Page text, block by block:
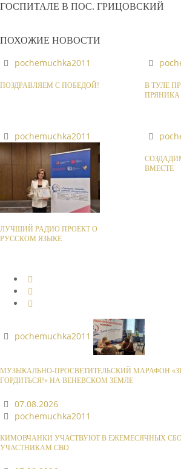
ГОСПИТАЛЕ В ПОС. ГРИЦОВСКИЙ
ПОХОЖИЕ НОВОСТИ
pochemuchka2011
ПОЗДРАВЛЯЕМ С ПОБЕДОЙ!
В ТУЛЕ
ПРЯНИКА
pochemuchka2011
ЛУЧШИЙ РАДИО ПРОЕКТ О
РУССКОМ ЯЗЫКЕ
ВМЕСТЕ
pochemuchka2011
МУЗЫКАЛЬНО-ПРОСВЕТИТЕЛЬСКИЙ МАРАФОН
ГОРДИТЬСЯ!» НА ВЕНЕВСКОМ ЗЕМЛЕ
07.08.2026
pochemuchka2011
КИМОВЧАНКИ УЧАСТВУЮТ В ЕЖЕМЕСЯЧНЫХ
УЧАСТНИКАМ СВО